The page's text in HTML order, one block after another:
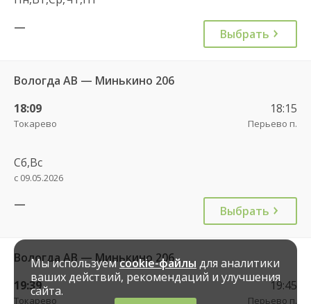
—
Выбрать
Вологда АВ — Минькино 206
18:09
Токарево
18:15
Перьево п.
Сб,Вс
с 09.05.2026
— Выбрать
Вологда АВ — Минькино 206
19:39
Токарево
19:45
Перьево п.
Мы используемcookie-файлы для аналитики
ваших действий, рекомендаций и улучшения
сайта.